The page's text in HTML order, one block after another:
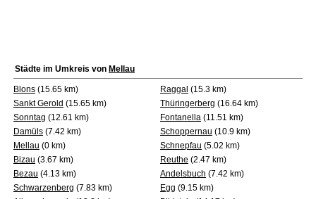
Städte im Umkreis von Mellau
Blons (15.65 km) Raggal (15.3 km)
Sankt Gerold (15.65 km) Thüringerberg (16.64 km)
Sonntag (12.61 km) Fontanella (11.51 km)
Damüls (7.42 km) Schoppernau (10.9 km)
Mellau (0 km) Schnepfau (5.02 km)
Bizau (3.67 km) Reuthe (2.47 km)
Bezau (4.13 km) Andelsbuch (7.42 km)
Schwarzenberg (7.83 km) Egg (9.15 km)